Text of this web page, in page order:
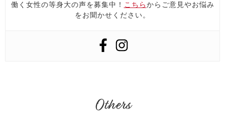
働く女性の等身大の声を募集中！ こちらからご意見やお悩み
をお聞かせください。
Others